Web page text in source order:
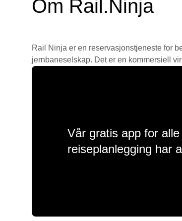
Om Rail.Ninja
Rail Ninja er en reservasjons­tjeneste for
jernbaneselskap. Det er en kommersiell
Vår gratis app for
reiseplanlegging har